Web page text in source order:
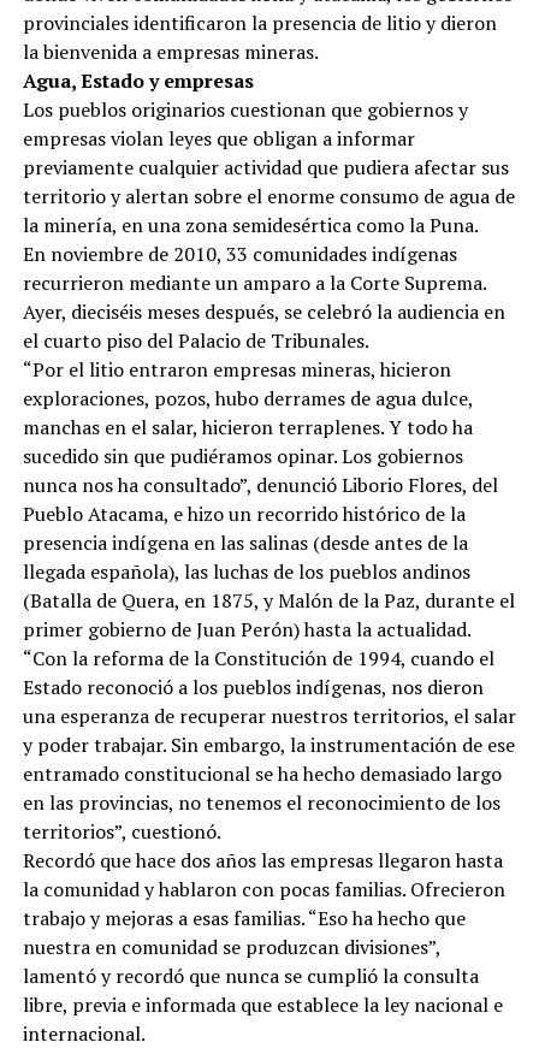
provinciales identificaron la presencia de litio y dieron
la bienvenida a empresas mineras.
Agua, Estado y empresas
Los pueblos originarios cuestionan que gobiernos y
empresas violan leyes que obligan a informar
previamente cualquier actividad que pudiera afectar sus
territorio y alertan sobre el enorme consumo de agua de
la minería, en una zona semidesértica como la Puna.
En noviembre de 2010, 33 comunidades indígenas
recurrieron mediante un amparo a la Corte Suprema.
Ayer, dieciséis meses después, se celebró la audiencia en
el cuarto piso del Palacio de Tribunales.
“Por el litio entraron empresas mineras, hicieron
exploraciones, pozos, hubo derrames de agua dulce,
manchas en el salar, hicieron terraplenes. Y todo ha
sucedido sin que pudiéramos opinar. Los gobiernos
nunca nos ha consultado”, denunció Liborio Flores, del
Pueblo Atacama, e hizo un recorrido histórico de la
presencia indígena en las salinas (desde antes de la
llegada española), las luchas de los pueblos andinos
(Batalla de Quera, en 1875, y Malón de la Paz, durante el
primer gobierno de Juan Perón) hasta la actualidad.
“Con la reforma de la Constitución de 1994, cuando el
Estado reconoció a los pueblos indígenas, nos dieron
una esperanza de recuperar nuestros territorios, el salar
y poder trabajar. Sin embargo, la instrumentación de ese
entramado constitucional se ha hecho demasiado largo
en las provincias, no tenemos el reconocimiento de los
territorios”, cuestionó.
Recordó que hace dos años las empresas llegaron hasta
la comunidad y hablaron con pocas familias. Ofrecieron
trabajo y mejoras a esas familias. “Eso ha hecho que
nuestra en comunidad se produzcan divisiones”,
lamentó y recordó que nunca se cumplió la consulta
libre, previa e informada que establece la ley nacional e
internacional.